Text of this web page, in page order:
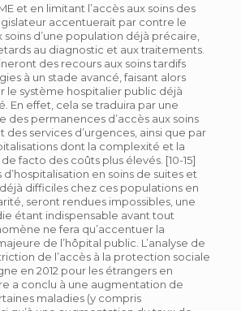
et en limitant l’accès aux soins des
accentuerait par contre le
d’une population déjà précaire,
au diagnostic et aux traitements.
des recours aux soins tardifs
à un stade avancé, faisant alors
le système hospitalier public déjà
En effet, cela se traduira par une
des permanences d’accès aux soins
des services d’urgences, ainsi que par
dont la complexité et la
facto des coûts plus élevés. [10-15]
d’hospitalisation en soins de suites et
difficiles chez ces populations en
seront rendues impossibles, une
étant indispensable avant tout
ne fera qu’accentuer la
de l’hôpital public. L’analyse de
de l’accès à la protection sociale
en 2012 pour les étrangers en
a conclu à une augmentation de
maladies (y compris